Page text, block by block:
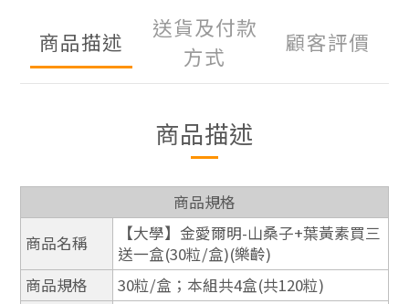
商品描述
送貨及付款
方式
顧客評價
商品描述
商品規格
商品名稱
【大學】金愛爾明-山桑子+葉黃素買三
送一盒(30粒/盒)(樂齡)
商品規格
30粒/盒；本組共4盒(共120粒)